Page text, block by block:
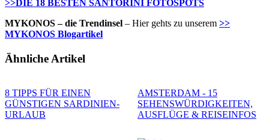
>>DIE 18 BESTEN SANTORINI FOTOSPOTS
MYKONOS – die Trendinsel – Hier gehts zu unserem >>
MYKONOS Blogartikel
Ähnliche Artikel
8 TIPPS FÜR EINEN
GÜNSTIGEN SARDINIEN-
URLAUB
AMSTERDAM - 15
SEHENSWÜRDIGKEITEN,
AUSFLÜGE & REISEINFOS